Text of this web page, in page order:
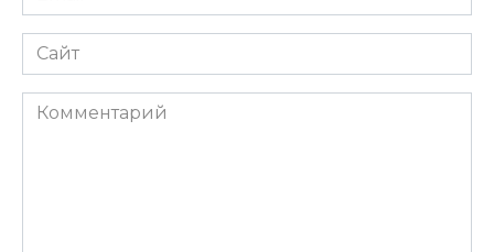
*
Сайт
Комментарий